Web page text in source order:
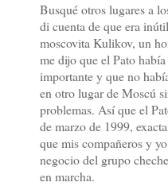
Busqué otros lugares a
di cuenta de que era
moscovita Kulikov, un
me dijo que el Pato
importante y que no
en otro lugar de Moscú
problemas. Así que el
de marzo de 1999,
que mis compañeros y
negocio del grupo
en marcha.